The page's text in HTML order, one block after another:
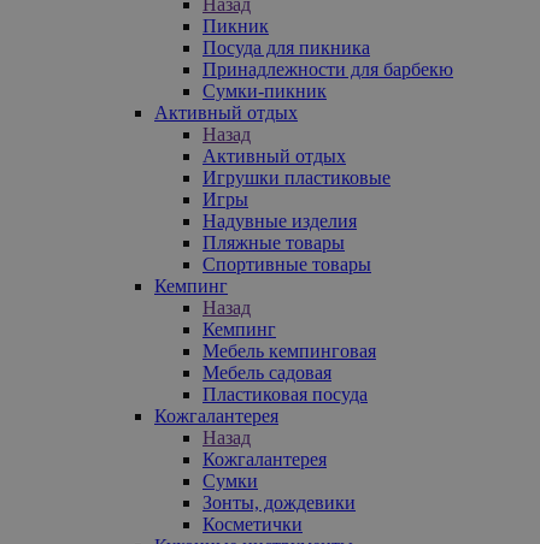
Пикник
Посуда для пикника
Принадлежности для барбекю
Сумки-пикник
Активный отдых
Назад
Активный отдых
Игрушки пластиковые
Игры
Надувные изделия
Пляжные товары
Спортивные товары
Кемпинг
Назад
Кемпинг
Мебель кемпинговая
Мебель садовая
Пластиковая посуда
Кожгалантерея
Назад
Кожгалантерея
Сумки
Зонты, дождевики
Косметички